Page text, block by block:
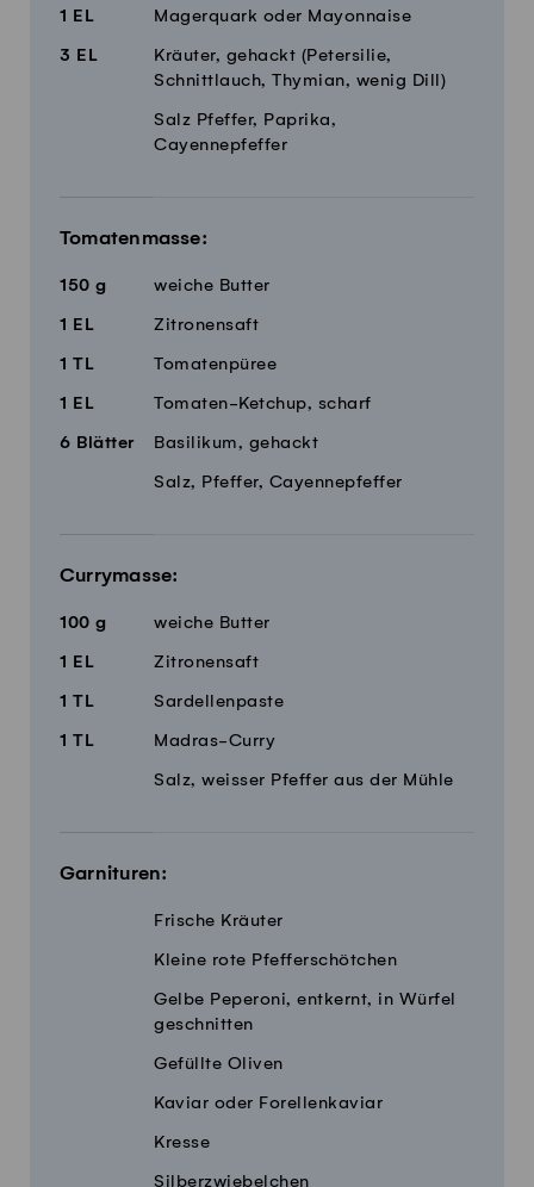
1 EL Magerquark oder Mayonnaise
3 EL
Kräuter, gehackt (Petersilie,
Schnittlauch, Thymian, wenig Dill)
Salz Pfeffer, Paprika,
Cayennepfeffer
Tomatenmasse:
150 g weiche Butter
1 EL Zitronensaft
1 TL Tomatenpüree
1 EL Tomaten-Ketchup, scharf
6 Blätter Basilikum, gehackt
Salz, Pfeffer, Cayennepfeffer
Currymasse:
100 g weiche Butter
1 EL Zitronensaft
1 TL Sardellenpaste
1 TL Madras-Curry
Salz, weisser Pfeffer aus der Mühle
Garnituren:
Frische Kräuter
Kleine rote Pfefferschötchen
Gelbe Peperoni, entkernt, in Würfel
geschnitten
Gefüllte Oliven
Kaviar oder Forellenkaviar
Kresse
Silberzwiebelchen